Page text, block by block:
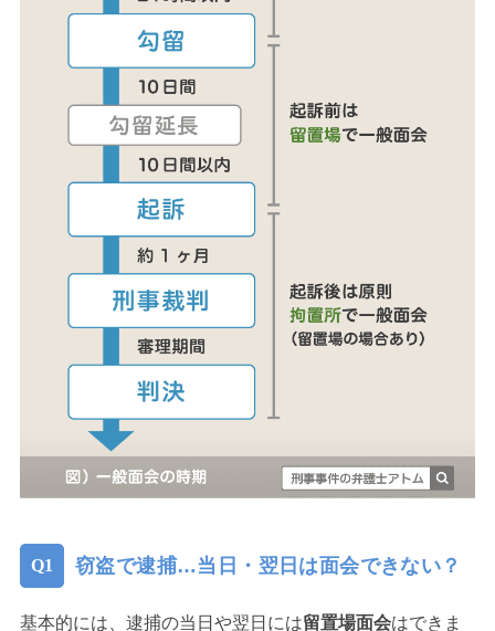
窃盗で逮捕…当日・翌日は面会できない？
基本的には、逮捕の当日や翌日には留置場面会はできま